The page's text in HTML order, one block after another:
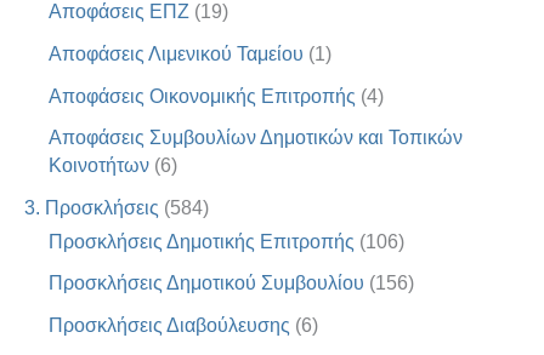
Αποφάσεις ΕΠΖ (19)
Αποφάσεις Λιμενικού Ταμείου (1)
Αποφάσεις Οικονομικής Επιτροπής (4)
Αποφάσεις Συμβουλίων Δημοτικών και Τοπικών
Κοινοτήτων (6)
3. Προσκλήσεις (584)
Προσκλήσεις Δημοτικής Επιτροπής (106)
Προσκλήσεις Δημοτικού Συμβουλίου (156)
Προσκλήσεις Διαβούλευσης (6)